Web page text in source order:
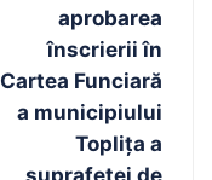
aprobarea
înscrierii în
Cartea Funciară
a municipiului
Topliţa a
suprafeţei de